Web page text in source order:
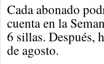
Cada abonado
cuenta en la
6 sillas. Después,
de agosto.